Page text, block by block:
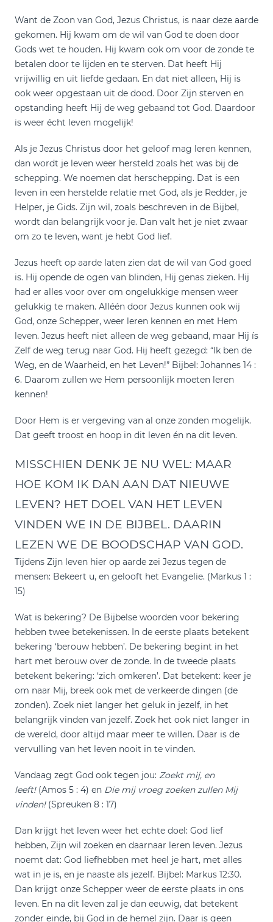
Want de Zoon van God, Jezus Christus, is naar deze aarde
gekomen. Hij kwam om de wil van God te doen door
Gods wet te houden. Hij kwam ook om voor de zonde te
betalen door te lijden en te sterven. Dat heeft Hij
vrijwillig en uit liefde gedaan. En dat niet alleen, Hij is
ook weer opgestaan uit de dood. Door Zijn sterven en
opstanding heeft Hij de weg gebaand tot God. Daardoor
is weer écht leven mogelijk!
Als je Jezus Christus door het geloof mag leren kennen,
dan wordt je leven weer hersteld zoals het was bij de
schepping. We noemen dat herschepping. Dat is een
leven in een herstelde relatie met God, als je Redder, je
Helper, je Gids. Zijn wil, zoals beschreven in de Bijbel,
wordt dan belangrijk voor je. Dan valt het je niet zwaar
om zo te leven, want je hebt God lief.
Jezus heeft op aarde laten zien dat de wil van God goed
is. Hij opende de ogen van blinden, Hij genas zieken. Hij
had er alles voor over om ongelukkige mensen weer
gelukkig te maken. Alléén door Jezus kunnen ook wij
God, onze Schepper, weer leren kennen en met Hem
leven. Jezus heeft niet alleen de weg gebaand, maar Hij ís
Zelf de weg terug naar God. Hij heeft gezegd: “Ik ben de
Weg, en de Waarheid, en het Leven!” Bijbel: Johannes 14 :
6. Daarom zullen we Hem persoonlijk moeten leren
kennen!
Door Hem is er vergeving van al onze zonden mogelijk.
Dat geeft troost en hoop in dit leven én na dit leven.
MISSCHIEN DENK JE NU WEL: MAAR
HOE KOM IK DAN AAN DAT NIEUWE
LEVEN? HET DOEL VAN HET LEVEN
VINDEN WE IN DE BIJBEL. DAARIN
LEZEN WE DE BOODSCHAP VAN GOD.
Tijdens Zijn leven hier op aarde zei Jezus tegen de
mensen: Bekeert u, en gelooft het Evangelie. (Markus 1 :
15)
Wat is bekering? De Bijbelse woorden voor bekering
hebben twee betekenissen. In de eerste plaats betekent
bekering ‘berouw hebben’. De bekering begint in het
hart met berouw over de zonde. In de tweede plaats
betekent bekering: ‘zich omkeren’. Dat betekent: keer je
om naar Mij, breek ook met de verkeerde dingen (de
zonden). Zoek niet langer het geluk in jezelf, in het
belangrijk vinden van jezelf. Zoek het ook niet langer in
de wereld, door altijd maar meer te willen. Daar is de
vervulling van het leven nooit in te vinden.
Vandaag zegt God ook tegen jou: Zoekt mij, en
leeft! (Amos 5 : 4) en Die mij vroeg zoeken zullen Mij
vinden!(Spreuken 8 : 17)
Dan krijgt het leven weer het echte doel: God lief
hebben, Zijn wil zoeken en daarnaar leren leven. Jezus
noemt dat: God liefhebben met heel je hart, met alles
wat in je is, en je naaste als jezelf. Bijbel: Markus 12:30.
Dan krijgt onze Schepper weer de eerste plaats in ons
leven. En na dit leven zal je dan eeuwig, dat betekent
zonder einde, bij God in de hemel zijn. Daar is geen